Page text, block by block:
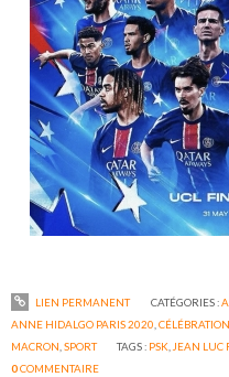
LIEN PERMANENT CATÉGORIES :
ANNE HIDALGO PARIS 2020,
MACRON,SPORT TAGS : PSK,JEAN LUC
0COMMENTAIRE